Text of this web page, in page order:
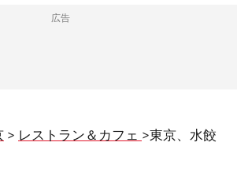
広告
> レストラン＆カフェ>東京、水餃